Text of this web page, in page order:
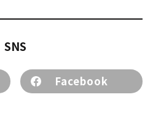
SNS
Facebook